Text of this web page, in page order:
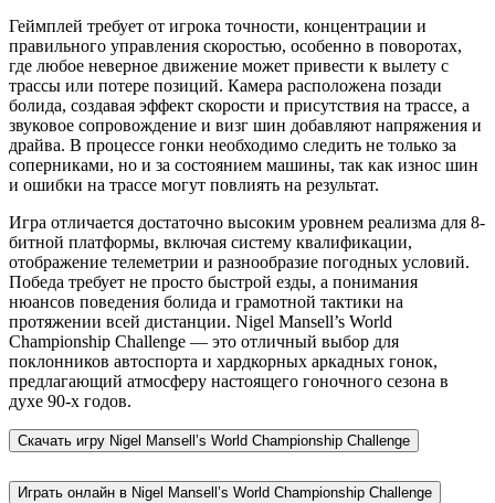
Геймплей требует от игрока точности, концентрации и
правильного управления скоростью, особенно в поворотах,
где любое неверное движение может привести к вылету с
трассы или потере позиций. Камера расположена позади
болида, создавая эффект скорости и присутствия на трассе, а
звуковое сопровождение и визг шин добавляют напряжения и
драйва. В процессе гонки необходимо следить не только за
соперниками, но и за состоянием машины, так как износ шин
и ошибки на трассе могут повлиять на результат.
Игра отличается достаточно высоким уровнем реализма для 8-
битной платформы, включая систему квалификации,
отображение телеметрии и разнообразие погодных условий.
Победа требует не просто быстрой езды, а понимания
нюансов поведения болида и грамотной тактики на
протяжении всей дистанции. Nigel Mansell’s World
Championship Challenge — это отличный выбор для
поклонников автоспорта и хардкорных аркадных гонок,
предлагающий атмосферу настоящего гоночного сезона в
духе 90-х годов.
Скачать игру Nigel Mansell’s World Championship Challenge
Играть онлайн в Nigel Mansell’s World Championship Challenge